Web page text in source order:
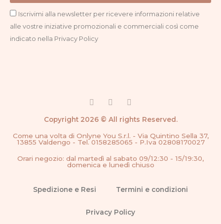
Privacy
Iscrivimi alla newsletter per ricevere informazioni relative
alle vostre iniziative promozionali e commerciali così come
indicato nella Privacy Policy
F
c
b
o
k
-
I
s
a
g
a
m
G
o
g
l
e
Copyright 2026 © All rights Reserved.
Come una volta di Onlyne You S.r.l. - Via Quintino Sella 37,
13855 Valdengo - Tel. 0158285065 - P.Iva 02808170027
Orari negozio: dal martedì al sabato 09/12:30 - 15/19:30,
domenica e lunedì chiuso
Spedizione e Resi Termini e condizioni
Privacy Policy